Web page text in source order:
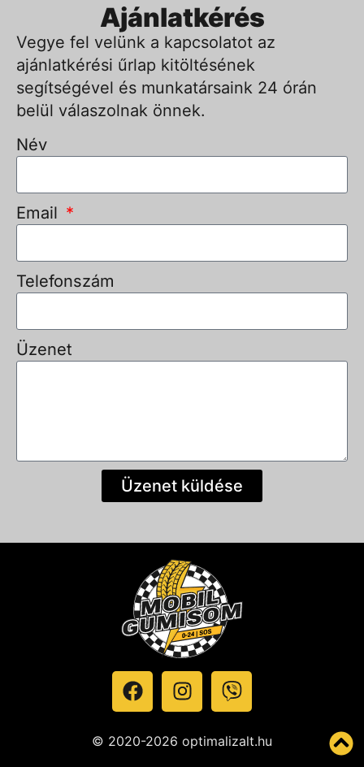
Ajánlatkérés
Vegye fel velünk a kapcsolatot az
ajánlatkérési űrlap kitöltésének
segítségével és munkatársaink 24 órán
belül válaszolnak önnek.
Név
Email
Telefonszám
Üzenet
Üzenet küldése
© 2020-2026 optimalizalt.hu